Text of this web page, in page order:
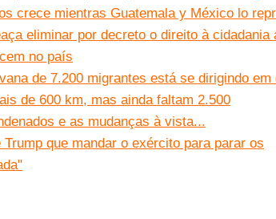
crece mientras Guatemala y México lo
eliminar por decreto o direito à cidadania
no país
de 7.200 migrantes está se dirigindo em
de 600 km, mas ainda faltam 2.500
e as mudanças à vista...
que mandar o exército para parar os